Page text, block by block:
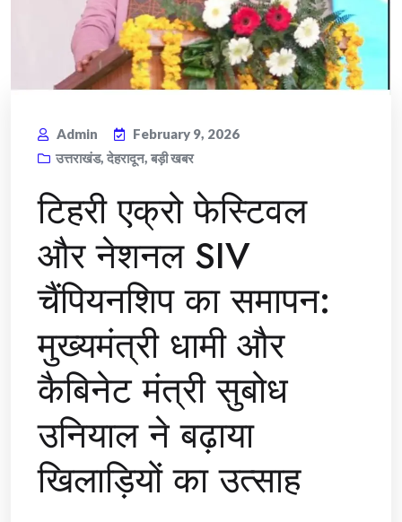
Admin
February 9, 2026
उत्तराखंड, देहरादून, बड़ी खबर
टिहरी एक्रो फेस्टिवल
और नेशनल SIV
चैंपियनशिप का समापन:
मुख्यमंत्री धामी और
कैबिनेट मंत्री सुबोध
उनियाल ने बढ़ाया
खिलाड़ियों का उत्साह